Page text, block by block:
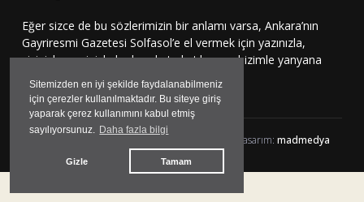
Sitemizden en iyi şekilde faydalanabilmeniz
için çerezler kullanılmaktadır. Bu siteye giriş
yaparak çerez kullanımını kabul etmiş
sayılıyorsunuz. Daha fazla bilgi
Gizle Tamam
Eğer sizce de bu sözlerimizin bir anlamı varsa, Ankara’nın
Gayriresmi Gazetesi Solfasol’e el vermek için yazınızla,
çizinizle, sesinizle bu harekete katılmaya, bizimle yanyana
Solfasol.tv © 2024 Her hakkı Saklıdır | yazılım&tasarım: madmedya